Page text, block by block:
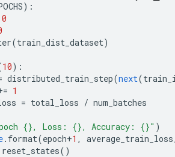
):
(train_dist_dataset)
10):
distributed_train_step(next(
1
= total_loss / num_batches
{}, Loss: {}, Accuracy: {}" )
. format(epoch+1 , average_train_loss
reset_states()